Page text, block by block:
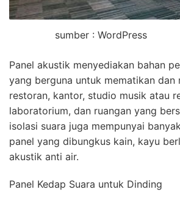
sumber : WordPress
Panel akustik menyediakan bahan
yang berguna untuk mematikan dan
restoran, kantor, studio musik atau
laboratorium, dan ruangan yang
isolasi suara juga mempunyai
panel yang dibungkus kain, kayu
akustik anti air.
Panel Kedap Suara untuk Dinding